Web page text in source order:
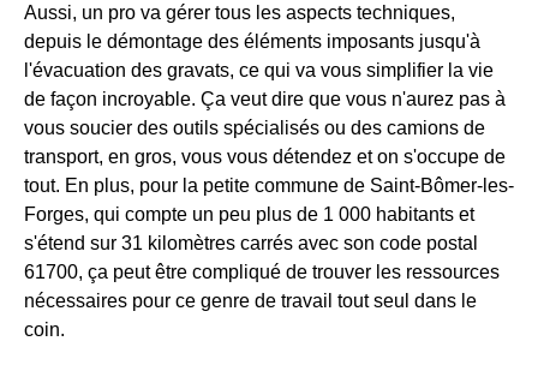
Aussi, un pro va gérer tous les aspects techniques,
depuis le démontage des éléments imposants jusqu'à
l'évacuation des gravats, ce qui va vous simplifier la vie
de façon incroyable. Ça veut dire que vous n'aurez pas à
vous soucier des outils spécialisés ou des camions de
transport, en gros, vous vous détendez et on s'occupe de
tout. En plus, pour la petite commune de Saint-Bômer-les-
Forges, qui compte un peu plus de 1 000 habitants et
s'étend sur 31 kilomètres carrés avec son code postal
61700, ça peut être compliqué de trouver les ressources
nécessaires pour ce genre de travail tout seul dans le
coin.